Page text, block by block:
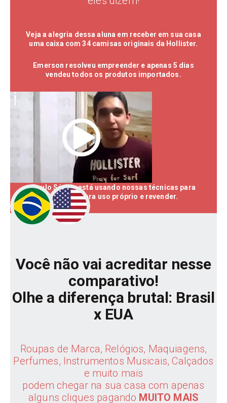
Veja a alegria dessa aluna em receber em sua casa
uma caixa com 34 camisas originais da Hollister.
Emerson resolveu empreender e apenas 5 dias
vendeu todos os produtos importados.
Paulo Sérgio está usando nossas técnicas para
comprar para uso próprio e revender.
Você não vai acreditar nesse
comparativo!
Olhe a diferença brutal: Brasil
x EUA
Roupas de Marca, Relógios, Maquiagens,
Perfumes, Instrumentos Musicais, Calçados
e muito mais
podem chegar na sua casa com apenas
alguns cliques pagando MUITO MAIS